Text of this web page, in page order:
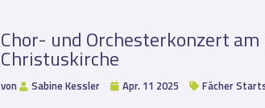
Chor- und Orchesterkonzert
Christuskirche
von Sabine Kessler Apr. 11 2025 Fächer